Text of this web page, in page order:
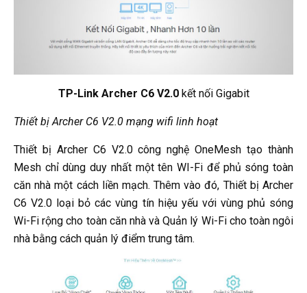
TP-Link Archer C6 V2.0kết nối Gigabit
Thiết bị Archer C6 V2.0 mạng wifi linh hoạt
Thiết bị Archer C6 V2.0 công nghệ OneMesh tạo thành
Mesh chỉ dùng duy nhất một tên WI-Fi để phủ sóng toàn
căn nhà một cách liền mạch. Thêm vào đó, Thiết bị Archer
C6 V2.0 loại bỏ các vùng tín hiệu yếu với vùng phủ sóng
Wi-Fi rộng cho toàn căn nhà và Quản lý Wi-Fi cho toàn ngôi
nhà bằng cách quản lý điểm trung tâm.